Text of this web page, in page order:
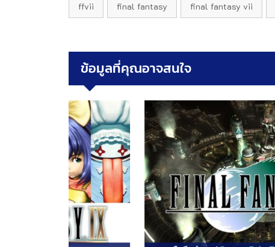
ffvii final fantasy final fantasy vii
ข้อมูลที่คุณอาจสนใจ